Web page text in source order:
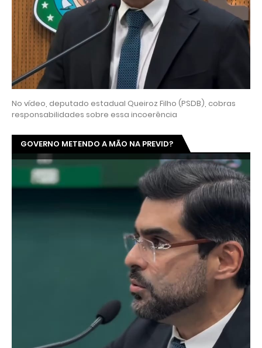
No vídeo, deputado estadual Queiroz Filho (PSDB), cobras
responsabilidades sobre essa incoerência
GOVERNO METENDO A MÃO NA PREVID?